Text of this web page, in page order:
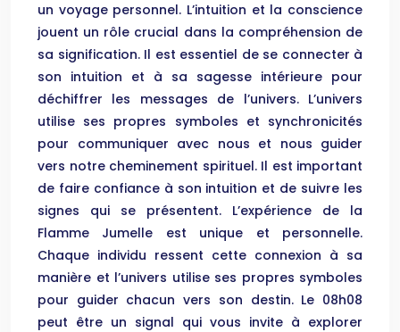
un voyage personnel. L’intuition et la conscience
jouent un rôle crucial dans la compréhension de
sa signification. Il est essentiel de se connecter à
son intuition et à sa sagesse intérieure pour
déchiffrer les messages de l’univers. L’univers
utilise ses propres symboles et synchronicités
pour communiquer avec nous et nous guider
vers notre cheminement spirituel. Il est important
de faire confiance à son intuition et de suivre les
signes qui se présentent. L’expérience de la
Flamme Jumelle est unique et personnelle.
Chaque individu ressent cette connexion à sa
manière et l’univers utilise ses propres symboles
pour guider chacun vers son destin. Le 08h08
peut être un signal qui vous invite à explorer